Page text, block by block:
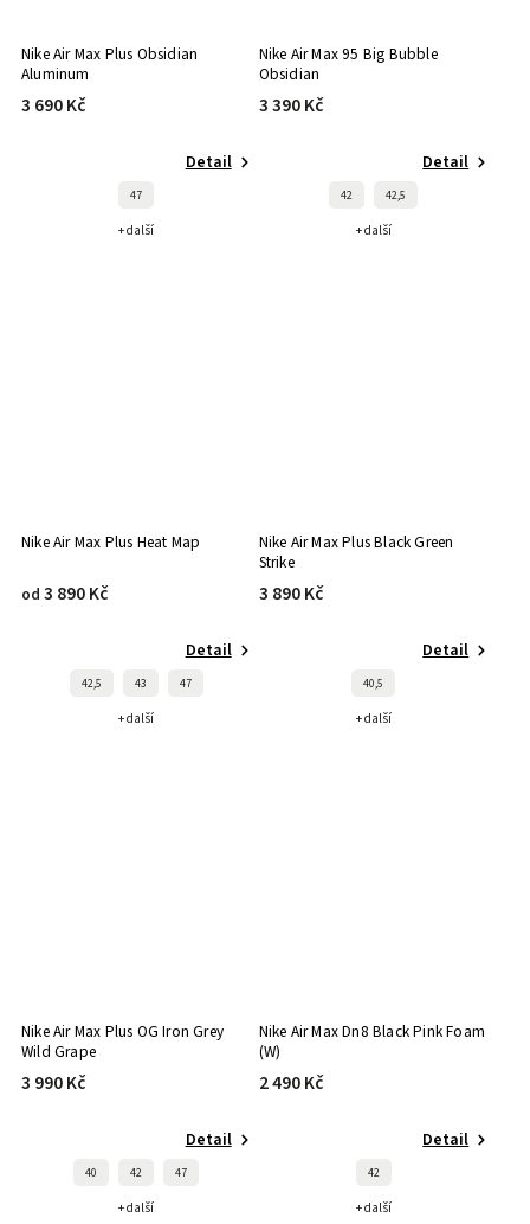
Nike Air Max Plus Obsidian
Aluminum
3 690 Kč
Detail
47
+ další
Nike Air Max 95 Big Bubble
Obsidian
3 390 Kč
Detail
42 42,5
+ další
Nike Air Max Plus Heat Map
od 3 890 Kč
Detail
42,5 43 47
+ další
Nike Air Max Plus Black Green
Strike
3 890 Kč
Detail
40,5
+ další
Nike Air Max Plus OG Iron Grey
Wild Grape
3 990 Kč
Detail
40 42 47
+ další
Nike Air Max Dn8 Black Pink Foam
(W)
2 490 Kč
Detail
42
+ další